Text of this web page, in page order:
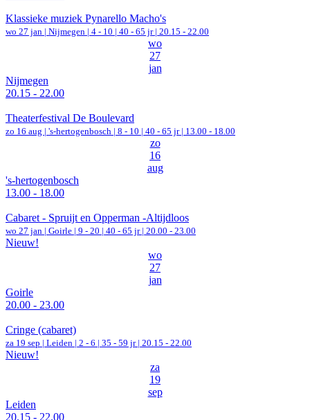
Klassieke muziek Pynarello Macho's
wo 27 jan | Nijmegen | 4 - 10 | 40 - 65 jr | 20.15 - 22.00
wo
27
jan
Nijmegen
20.15 - 22.00
Theaterfestival De Boulevard
zo 16 aug | 's-hertogenbosch | 8 - 10 | 40 - 65 jr | 13.00 - 18.00
zo
16
aug
's-hertogenbosch
13.00 - 18.00
Cabaret - Spruijt en Opperman -Altijdloos
wo 27 jan | Goirle | 9 - 20 | 40 - 65 jr | 20.00 - 23.00
Nieuw!
wo
27
jan
Goirle
20.00 - 23.00
Cringe (cabaret)
za 19 sep | Leiden | 2 - 6 | 35 - 59 jr | 20.15 - 22.00
Nieuw!
za
19
sep
Leiden
20.15 - 22.00